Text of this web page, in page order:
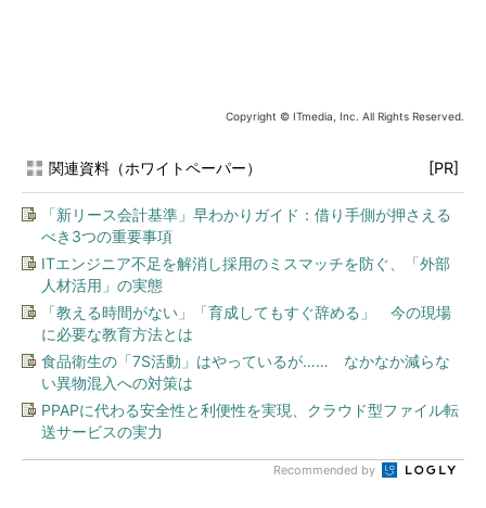
Copyright © ITmedia, Inc. All Rights Reserved.
関連資料（ホワイトペーパー） [PR]
「新リース会計基準」早わかりガイド：借り手側が押さえる
べき3つの重要事項
ITエンジニア不足を解消し採用のミスマッチを防ぐ、「外部
人材活用」の実態
「教える時間がない」「育成してもすぐ辞める」 今の現場
に必要な教育方法とは
食品衛生の「7S活動」はやっているが…… なかなか減らな
い異物混入への対策は
PPAPに代わる安全性と利便性を実現、クラウド型ファイル転
送サービスの実力
Recommended by